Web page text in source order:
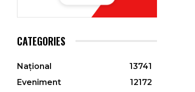
CATEGORIES
Național
13741
Eveniment
12172